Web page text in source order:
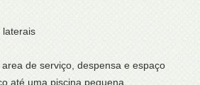
laterais
de serviço, despensa e espaço
até uma piscina pequena.